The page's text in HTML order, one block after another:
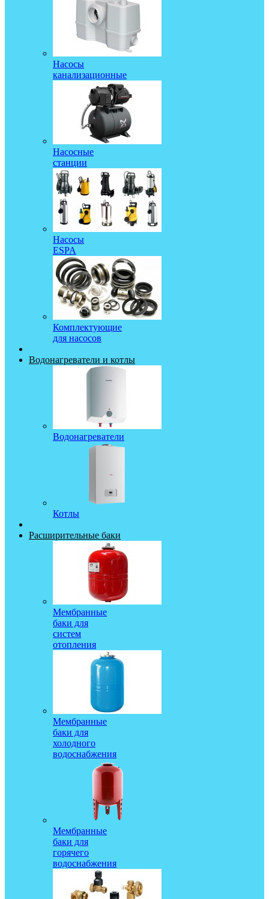
Насосы
канализационные
Насосные
станции
Насосы
ESPA
Комплектующие
для насосов
Водонагреватели и котлы
Водонагреватели
Котлы
Расширительные баки
Мембранные
баки для
систем
отопления
Мембранные
баки для
холодного
водоснабжения
Мембранные
баки для
горячего
водоснабжения